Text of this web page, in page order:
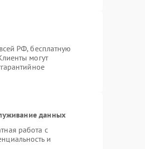
РФ, бесплатную
могут
данных
работа с
и